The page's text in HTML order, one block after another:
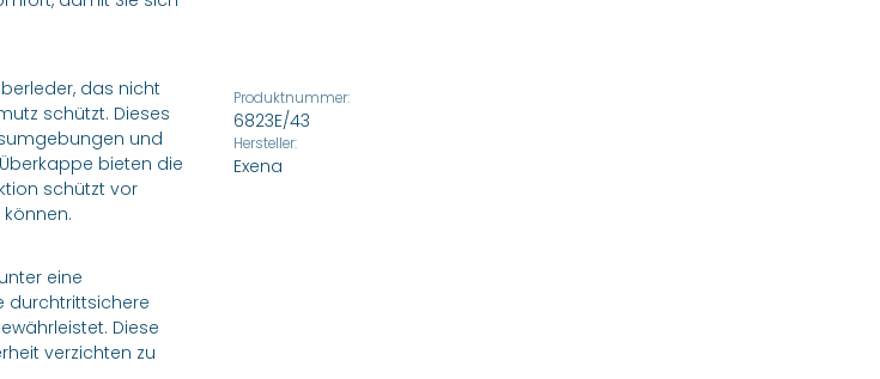
Produktnummer:
6823E/43
Hersteller:
Exena
das nicht
schützt. Dieses
und
bieten die
schützt vor
eine
durchtrittsichere
Diese
verzichten zu